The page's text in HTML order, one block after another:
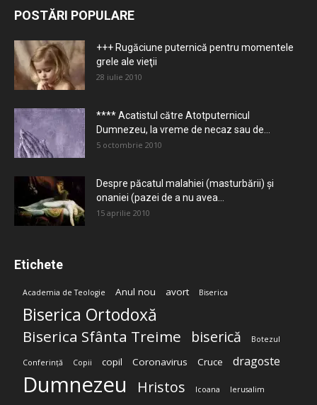
POSTĂRI POPULARE
+++ Rugăciune puternică pentru momentele
grele ale vieţii
28 iulie 2010
**** Acatistul către Atotputernicul
Dumnezeu, la vreme de necaz sau de...
5 octombrie 2010
Despre păcatul malahiei (masturbării) şi
onaniei (pazei de a nu avea...
15 aprilie 2010
Etichete
Academia de Teologie Anul nou avort Biserica
Biserica Ortodoxă
Biserica Sfânta Treime biserică Botezul
Conferință Copii copil Coronavirus Cruce dragoste
Dumnezeu Hristos Icoana Ierusalim